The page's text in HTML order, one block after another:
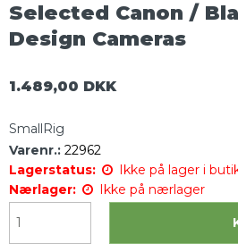
Selected Canon /
Design Cameras
1.489,00 DKK
SmallRig
Varenr.: 22962
Lagerstatus:
Ikke på lager i
Nærlager:
Ikke på nærlager